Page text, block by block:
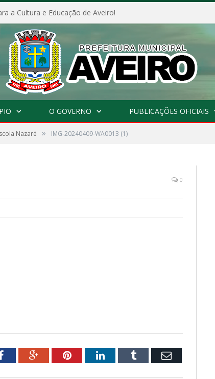
a Cultura e Educação de Aveiro!
O GOVERNO PUBLICAÇÕES OFICIAIS
Nazaré » IMG-20240409-WA0013 (1)
0
FacebookGoogle+PinterestLinkedInTumblr Email